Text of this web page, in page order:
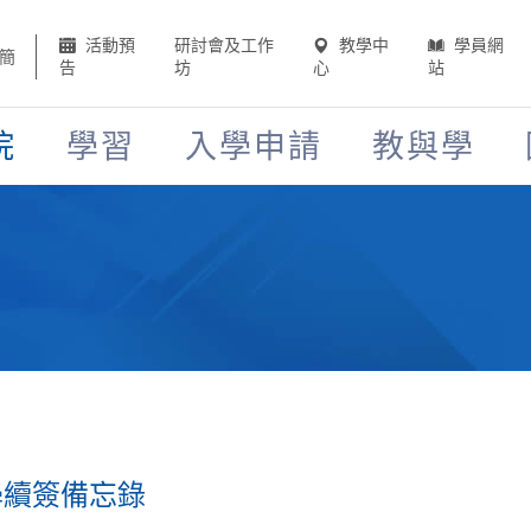
簡
活動預
告
研討會及工作
坊
教學中
心
學員網
站
學習 入學申請 教與學
簽備忘錄